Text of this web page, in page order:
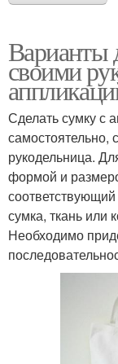
Варианты
своими
Сделать сумку с
самостоятельно,
рукодельница.
формой и
сумка, ткань или
Необходимо